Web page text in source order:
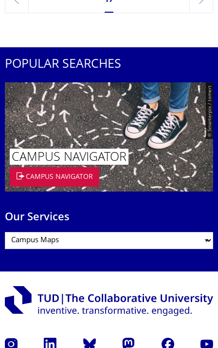
previous next
POPULAR SEARCHES
© Smarterpix / tomert
CAMPUS NAVIGATOR
CAMPUS NAVIGATOR
Our Services
Instagram LinkedIn Bluesky Mastodon Facebook